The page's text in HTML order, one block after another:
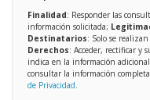
Finalidad: Responder las
información solicitada;
Destinatarios: Solo se
Derechos: Acceder, rectificar y
indica en la información
consultar la información
de Privacidad